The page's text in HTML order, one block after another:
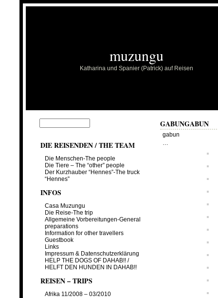
muzungu
Katharina und Spanier (Patrick) auf Reisen
DIE REISENDEN / THE TEAM
Die Menschen-The people
Die Tiere – The “other” people
Der Kurzhauber “Hennes”-The truck
“Hennes”
INFOS
Casa Muzungu
Die Reise-The trip
Allgemeine Vorbereitungen-General
preparations
Information for other travellers
Guestbook
Links
Impressum & Datenschutzerklärung
HELP THE DOGS OF DAHAB!! /
HELFT DEN HUNDEN IN DAHAB!!
REISEN – TRIPS
Afrika 11/2008 – 03/2010
GABUNGABUN
gabun
…